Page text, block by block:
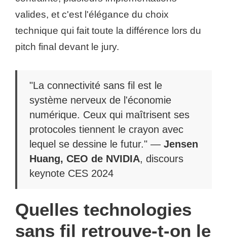
valides, et c'est l'élégance du choix
technique qui fait toute la différence lors du
pitch final devant le jury.
"La connectivité sans fil est le
système nerveux de l'économie
numérique. Ceux qui maîtrisent ses
protocoles tiennent le crayon avec
lequel se dessine le futur." — Jensen
Huang, CEO de NVIDIA, discours
keynote CES 2024
Quelles technologies
sans fil retrouve-t-on le